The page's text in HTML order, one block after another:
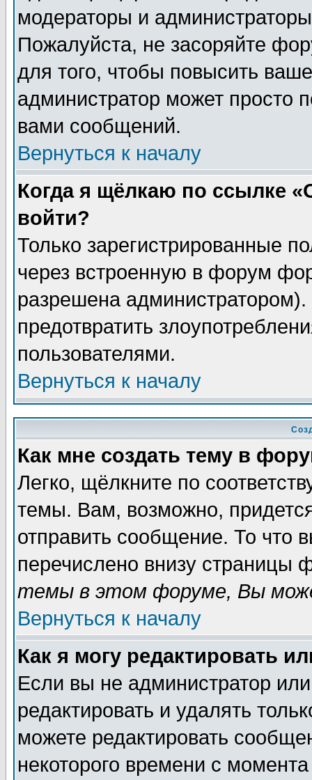
модераторы и
Пожалуйста, не засоряйте
для того, чтобы повысить
администратор может просто
вами сообщений.
Вернуться к началу
Когда я щёлкаю по ссылке
войти?
Только зарегистрированные
через встроенную в форум
разрешена
предотвратить
пользователями.
Вернуться к началу
Как мне создать тему в
Легко, щёлкните по
темы. Вам, возможно,
отправить сообщение. То что
перечислено внизу страницы
темы в этом форуме, Вы
Вернуться к началу
Как я могу редактировать
Если вы не администратор
редактировать и удалять
можете редактировать
некоторого времени с